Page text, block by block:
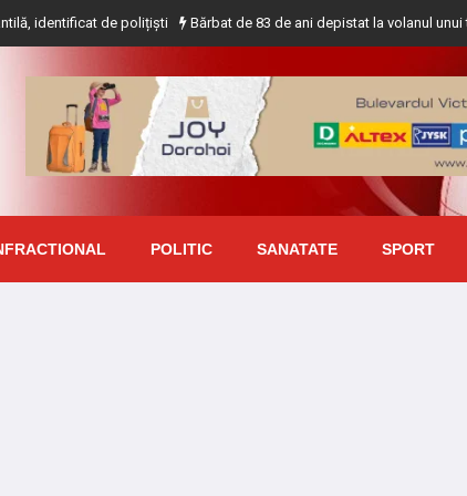
de polițiști Bărbat de 83 de ani depistat la volanul unui tractor fără
POLITIC SANATATE SPORT